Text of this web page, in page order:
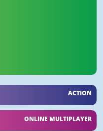
ACTION
ONLINE MULTIPLAYER